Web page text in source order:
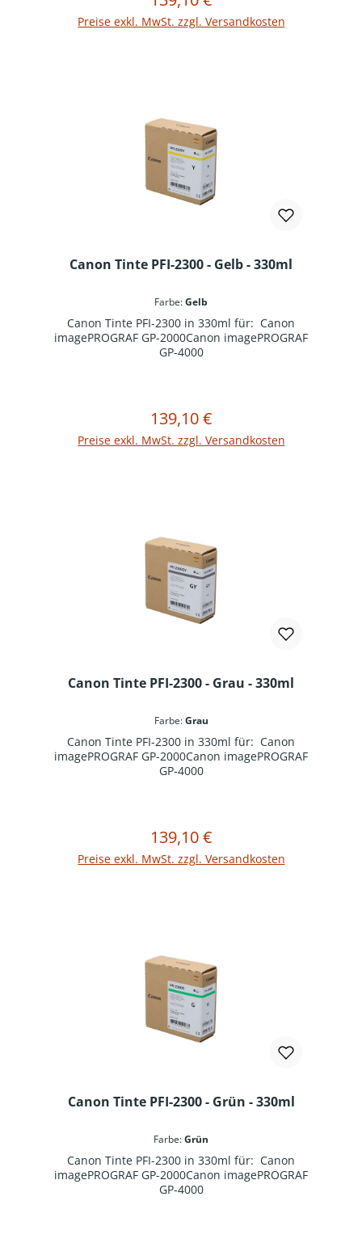
Preise exkl. MwSt. zzgl. Versandkosten
Canon Tinte PFI-2300 - Gelb - 330ml
Farbe:Gelb
Canon Tinte PFI-2300 in 330ml für: Canon
imagePROGRAF GP-2000Canon imagePROGRAF
GP-4000
Regulärer Preis:
139,10 €
Preise exkl. MwSt. zzgl. Versandkosten
In den Warenkorb
Canon Tinte PFI-2300 - Grau - 330ml
Farbe:Grau
Canon Tinte PFI-2300 in 330ml für: Canon
imagePROGRAF GP-2000Canon imagePROGRAF
GP-4000
Regulärer Preis:
139,10 €
Preise exkl. MwSt. zzgl. Versandkosten
In den Warenkorb
Canon Tinte PFI-2300 - Grün - 330ml
Farbe:Grün
Canon Tinte PFI-2300 in 330ml für: Canon
imagePROGRAF GP-2000Canon imagePROGRAF
GP-4000